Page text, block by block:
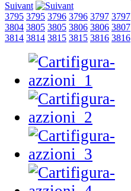
Suivant
3795 3795 3796 3796 3797 3797
3804 3805 3805 3806 3806 3807
3814 3814 3815 3815 3816 3816